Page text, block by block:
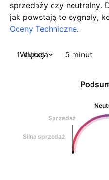
sprzedaży czy neutralny.
jak powstają te sygnały,
Oceny Techniczne.
1 minuta 5 minut
Więcej
Sprzedaż
Silna sprzedaż